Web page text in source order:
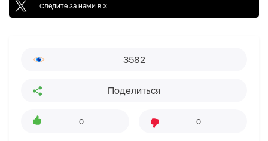
Следите за нами в X
3582
Поделиться
0 0